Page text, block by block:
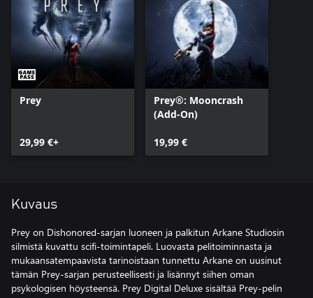
Prey
29,99 €+
Prey®: Mooncrash
(Add-On)
19,99 €
Kuvaus
Prey on Dishonored-sarjan luoneen ja palkitun Arkane Studiosin
silmistä kuvattu scifi-toimintapeli. Luovasta pelitoiminnasta ja
mukaansatempaavista tarinoistaan tunnettu Arkane on uusinut
tämän Prey-sarjan perusteellisesti ja lisännyt siihen oman
psykologisen höysteensä. Prey Digital Deluxe sisältää Prey-pelin